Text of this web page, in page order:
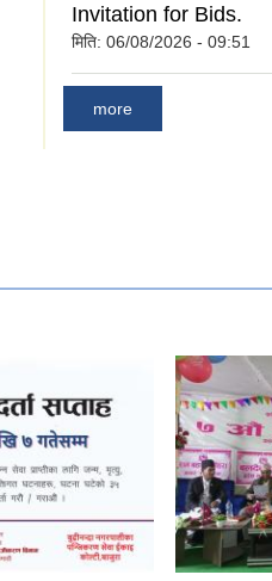
Invitation for Bids.
मिति: 06/08/2026 - 09:51
more